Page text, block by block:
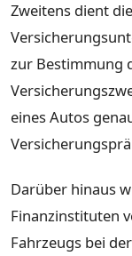
Zweitens dient
zur Bestimmung
eines Autos
Darüber hinaus
Finanzinstituten
Fahrzeugs bei